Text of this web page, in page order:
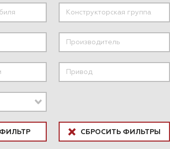
СБРОСИТЬ ФИЛЬТРЫ